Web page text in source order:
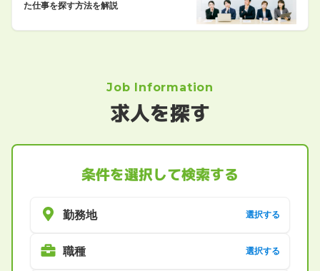
た仕事を探す方法を解説
Job Information
求人を探す
条件を選択して検索する
勤務地 選択する
職種 選択する